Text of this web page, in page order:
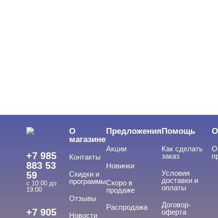
+7 985
883 53
59
с 10:00 до
19:00
+7 905
О
магазине
Контакты
Скидки и
программы
Отзывы
Новости
Предложения
Акции
Новинки
Скоро в
продаже
Распродажа
Помощь
Как сделать
заказ
Условия
доставки и
оплаты
Договор-
оферта